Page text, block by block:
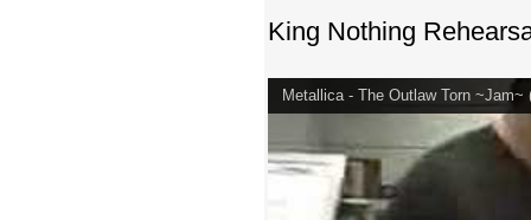
King Nothing
Metallica - The Outlaw Torn ~Jam~